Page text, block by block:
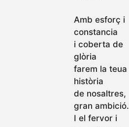
Amb esforç i
constancia
i coberta de
glòria
farem la teua
història
de nosaltres,
gran ambició.
I el fervor i